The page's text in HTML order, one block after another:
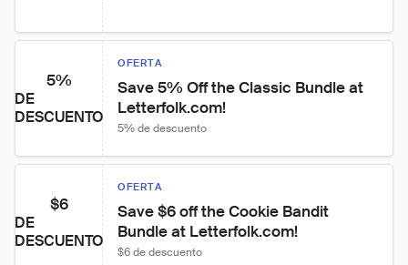
5%
DE
DESCUENTO
OFERTA
Save 5% Off the Classic Bundle at
Letterfolk.com!
5% de descuento
$6
DE
DESCUENTO
OFERTA
Save $6 off the Cookie Bandit
Bundle at Letterfolk.com!
$6 de descuento